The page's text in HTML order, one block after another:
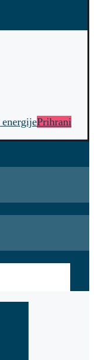
Prihrani